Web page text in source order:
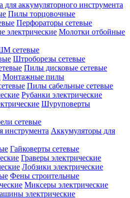
для аккумуляторного инструмента
Пилы торцовочные
Перфораторы сетевые
Молотки отбойные
сетевые
Штроборезы сетевые
Пилы дисковые сетевые
Монтажные пилы
Пилы сабельные сетевые
Рубанки электрические
Шуруповерты
сетевые
Аккумуляторы для
Гайковерты сетевые
Граверы электрические
Лобзики электрические
Фены строительные
Миксеры электрические